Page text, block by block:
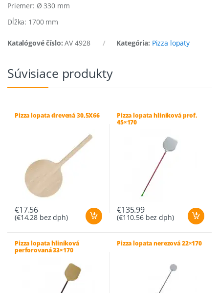
Priemer: Ø 330 mm
Dĺžka: 1700 mm
Katalógové číslo:AV 4928 Kategória: Pizza lopaty
Súvisiace produkty
Pizza lopata drevená 30,5X66
€17.56
(€14.28 bez dph)
Pizza lopata hliníková prof.
45×170
€135.99
(€110.56bez dph)
Pizza lopata hliníková
perforovaná 33×170
Pizza lopata nerezová 22×170